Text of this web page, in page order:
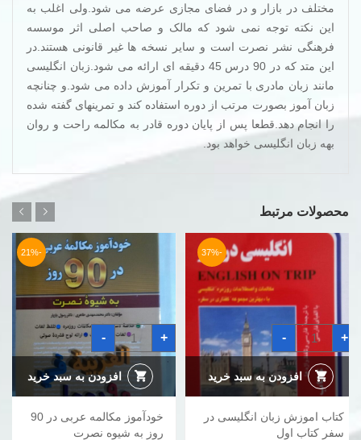
مختلف در بازار و در فضای مجازی عرضه می شود.ولی اغلب به
این نکته توجه نمی شود که مالک و صاحب اصلی اثر موسسه
فرهنگی نشر نصرت است و سایر نسخه ها غیر قانونی هستند.در
این متد که در 90 درس 45 دقیقه ای ارائه می شود.زبان انگلیسی
مانند زبان مادری با تمرین و تکرار آموزش داده می شود.و چنانچه
زبان آموز بصورت مرتب از دوره استفاده کند و تمرینهای گفته شده
را انجام دهد.قطعا پس از پایان دوره قادر به مکالمه راحت و روان
بهه زبان انگلیسی خواهد بود.
محصولات مرتبط
-37%
-
کتاب
اموزش
زبان
انگلیسی
در
سفر
کتاب
عدد
+
افزودن به سبد خرید
کتاب اموزش زبان انگلیسی در
سفر کتاب اول
-21%
-
خودآموز
مکالمه
عربی
در
90
روز
به
شیوه
نصرت
عدد
+
افزودن به سبد خرید
خودآموز مکالمه عربی در 90
روز به شیوه نصرت